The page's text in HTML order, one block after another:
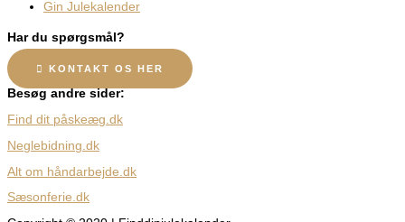
Gin Julekalender
Har du spørgsmål?
KONTAKT OS HER
Besøg andre sider:
Find dit påskeæg.dk
Neglebidning.dk
Alt om håndarbejde.dk
Sæsonferie.dk